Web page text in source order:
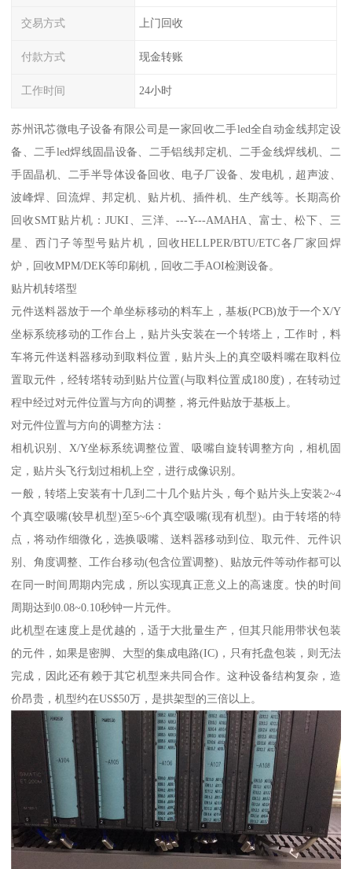
交易方式 上门回收
付款方式 现金转账
工作时间 24小时
苏州讯芯微电子设备有限公司是一家回收二手led全自动金线邦定设
备、二手led焊线固晶设备、二手铝线邦定机、二手金线焊线机、二
手固晶机、二手半导体设备回收、电子厂设备、发电机，超声波、
波峰焊、回流焊、邦定机、贴片机、插件机、生产线等。长期高价
回收SMT贴片机：JUKI、三洋、---Y---AMAHA、富士、松下、三
星、西门子等型号贴片机，回收HELLPER/BTU/ETC各厂家回焊
炉，回收MPM/DEK等印刷机，回收二手AOI检测设备。
贴片机转塔型
元件送料器放于一个单坐标移动的料车上，基板(PCB)放于一个X/Y
坐标系统移动的工作台上，贴片头安装在一个转塔上，工作时，料
车将元件送料器移动到取料位置，贴片头上的真空吸料嘴在取料位
置取元件，经转塔转动到贴片位置(与取料位置成180度)，在转动过
程中经过对元件位置与方向的调整，将元件贴放于基板上。
对元件位置与方向的调整方法：
相机识别、X/Y坐标系统调整位置、吸嘴自旋转调整方向，相机固
定，贴片头飞行划过相机上空，进行成像识别。
一般，转塔上安装有十几到二十几个贴片头，每个贴片头上安装2~4
个真空吸嘴(较早机型)至5~6个真空吸嘴(现有机型)。由于转塔的特
点，将动作细微化，选换吸嘴、送料器移动到位、取元件、元件识
别、角度调整、工作台移动(包含位置调整)、贴放元件等动作都可以
在同一时间周期内完成，所以实现真正意义上的高速度。快的时间
周期达到0.08~0.10秒钟一片元件。
此机型在速度上是优越的，适于大批量生产，但其只能用带状包装
的元件，如果是密脚、大型的集成电路(IC)，只有托盘包装，则无法
完成，因此还有赖于其它机型来共同合作。这种设备结构复杂，造
价昂贵，机型约在US$50万，是拱架型的三倍以上。